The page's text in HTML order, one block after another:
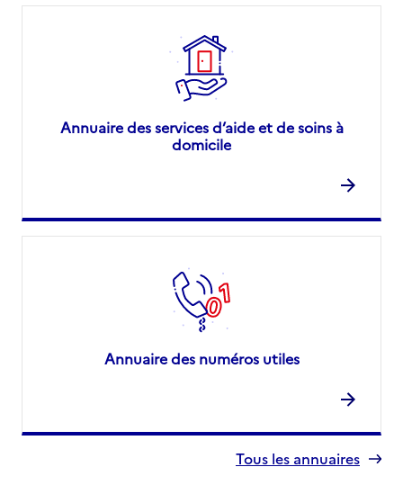
Annuaire des services d’aide et de soins à
domicile
Annuaire des numéros utiles
Tous les annuaires